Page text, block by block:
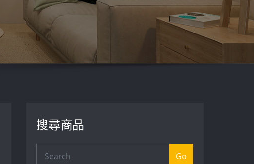
搜尋商品
Go